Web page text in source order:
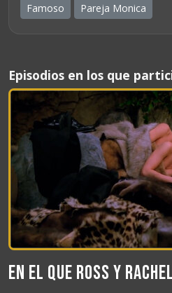
Famoso Pareja Monica
Episodios en los que
En el que Ross y